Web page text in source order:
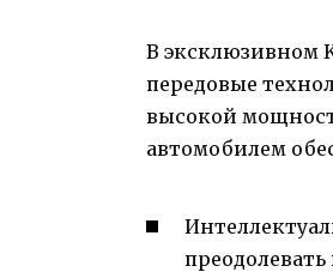
В эксклюзивном
передовые
высокой
автомобилем